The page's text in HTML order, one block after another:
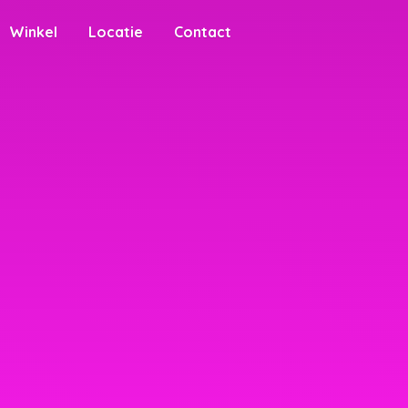
Winkel Locatie Contact